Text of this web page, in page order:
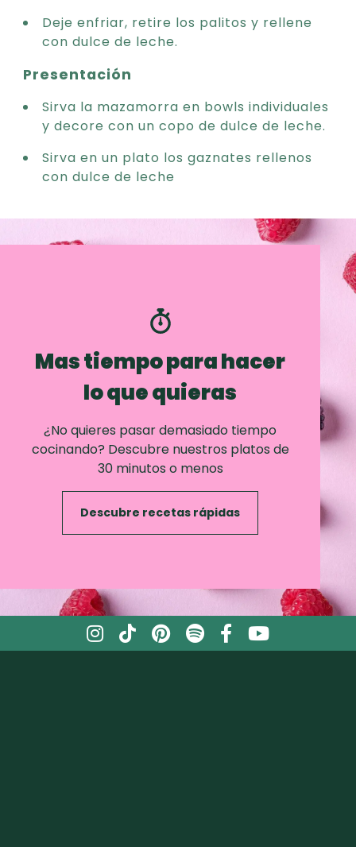
Deje enfriar, retire los palitos y rellene
con dulce de leche.
Presentación
Sirva la mazamorra en bowls individuales
y decore con un copo de dulce de leche.
Sirva en un plato los gaznates rellenos
con dulce de leche
Mas tiempo para hacer
lo que quieras
¿No quieres pasar demasiado tiempo
cocinando? Descubre nuestros platos de
30 minutos o menos
Descubre recetas rápidas